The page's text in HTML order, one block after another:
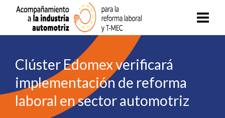
Clúster Edomex verificará
implementación de reforma
laboral en sector automotriz